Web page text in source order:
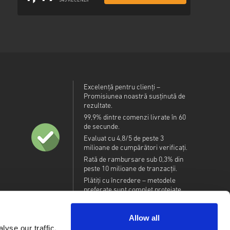
our traffic.
Allow all
Excelență pentru clienți –
Promisiunea noastră susținută de
rezultate.
99,9% dintre comenzi livrate în 60
de secunde.
Evaluat cu 4,8/5 de peste 3
milioane de cumpărători verificați.
Rată de rambursare sub 0,3% din
peste 10 milioane de tranzacții.
Plătiți cu încredere – metodele
preferate sunt complet protejate.